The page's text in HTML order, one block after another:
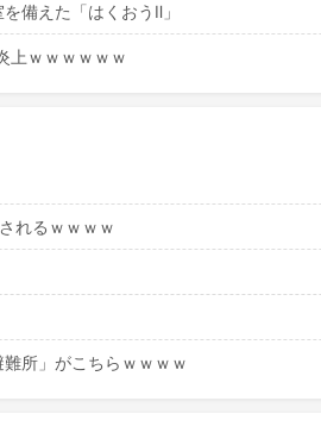
備えた「はくおうⅡ」
上ｗｗｗｗｗｗ
れるｗｗｗｗ
所」がこちらｗｗｗｗ